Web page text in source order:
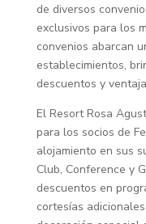
de diversos
exclusivos para los
convenios abarcan
establecimientos,
descuentos y
El Resort Rosa
para los socios de
alojamiento en sus
Club, Conference y
descuentos en
cortesías